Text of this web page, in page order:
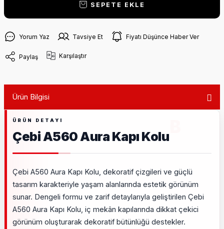
SEPETE EKLE
Yorum Yaz Tavsiye Et Fiyatı Düşünce Haber Ver
Paylaş Karşılaştır
Ürün Bilgisi
Çebi A560 Aura Kapı Kolu
Çebi A560 Aura Kapı Kolu, dekoratif çizgileri ve güçlü
tasarım karakteriyle yaşam alanlarında estetik görünüm
sunar. Dengeli formu ve zarif detaylarıyla geliştirilen Çebi
A560 Aura Kapı Kolu, iç mekân kapılarında dikkat çekici
görünüm oluşturarak dekoratif bütünlüğü destekler.